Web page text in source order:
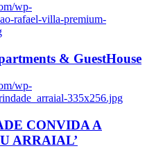
wp-
rafael-villa-premium-
& GuestHouse
wp-
335x256.jpg
CONVIDA A
ARRAIAL’